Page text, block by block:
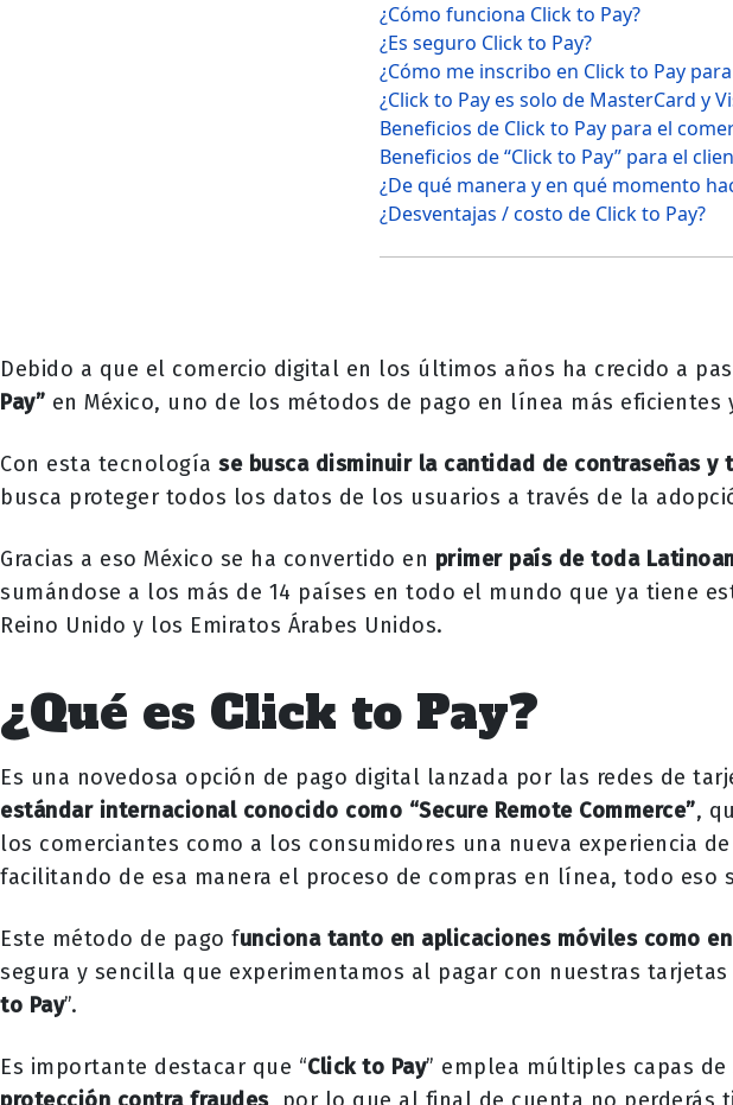
¿Cómo funciona Click to Pay?
¿Es seguro Click to Pay?
¿Cómo me inscribo en Click to Pay
¿Click to Pay es solo de MasterCard y
Beneficios de Click to Pay para el
Beneficios de “Click to Pay” para el
¿De qué manera y en qué momento
¿Desventajas / costo de Click to Pay?
Debido a que el comercio digital en los últimos años ha crecido a
Pay” en México, uno de los métodos de pago en línea más
Con esta tecnología se busca disminuir la cantidad de contraseñas
busca proteger todos los datos de los usuarios a través de la
Gracias a eso México se ha convertido en primer país de toda
sumándose a los más de 14 países en todo el mundo que ya tiene
Reino Unido y los Emiratos Árabes Unidos.
¿Qué es Click to Pay?
Es una novedosa opción de pago digital lanzada por las redes de
estándar internacional conocido como “Secure Remote Commerce”,
los comerciantes como a los consumidores una nueva experiencia
facilitando de esa manera el proceso de compras en línea, todo
Este método de pago funciona tanto en aplicaciones móviles como
segura y sencilla que experimentamos al pagar con nuestras
to Pay”.
Es importante destacar que “Click to Pay” emplea múltiples capas